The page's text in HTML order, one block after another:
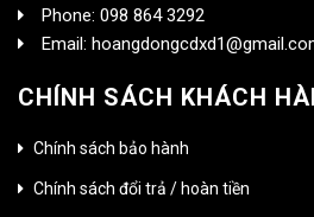
Phone: 098 864 3292
Email:
CHÍNH SÁCH KHÁCH
Chính sách bảo hành
Chính sách đổi trả / hoàn tiền